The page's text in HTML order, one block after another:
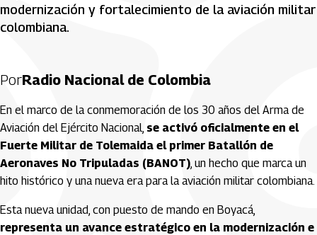
modernización y fortalecimiento de la aviación militar
colombiana.
PorRadio Nacional de Colombia
En el marco de la conmemoración de los 30 años del Arma de
Aviación del Ejército Nacional, se activó oficialmente en el
Fuerte Militar de Tolemaida el primer Batallón de
Aeronaves No Tripuladas (BANOT), un hecho que marca un
hito histórico y una nueva era para la aviación militar colombiana.
Esta nueva unidad, con puesto de mando en Boyacá,
representa un avance estratégico en la modernización e